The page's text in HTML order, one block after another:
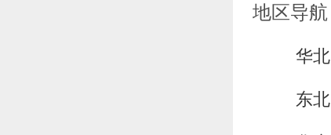
地区导航
华北
东北